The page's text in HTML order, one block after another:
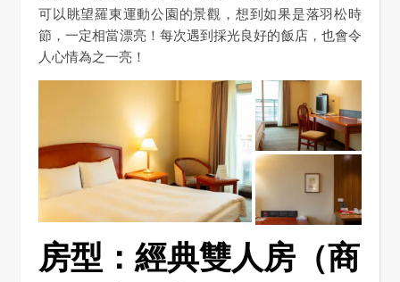
可以眺望羅東運動公園的景觀，想到如果是落羽松時
節，一定相當漂亮！每次遇到採光良好的飯店，也會令
人心情為之一亮！
房型：經典雙人房（商